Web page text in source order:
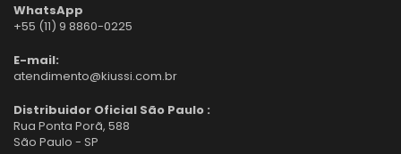
WhatsApp
+55 (11) 9 8860-0225
E-mail:
atendimento@kiussi.com.br
Distribuidor Oficial São Paulo :
Rua Ponta Porã, 588
São Paulo - SP